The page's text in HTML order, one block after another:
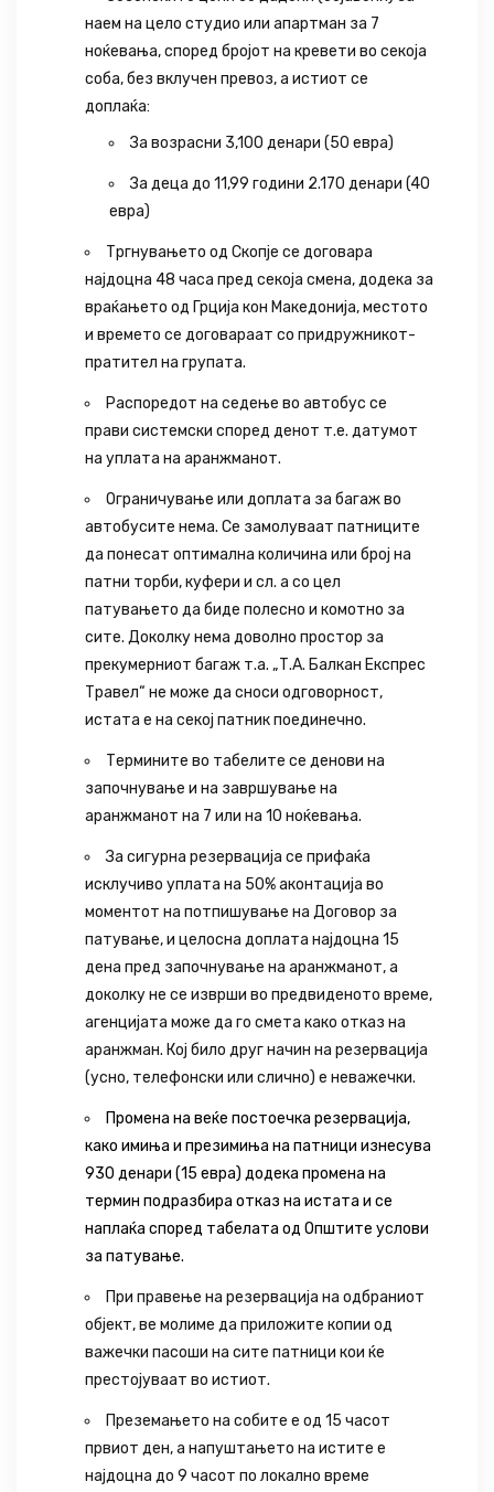
наем на цело студио или апартман за 7
ноќевања, според бројот на кревети во секоја
соба, без вклучен превоз, а истиот се
доплаќа:
За возрасни 3,100 денари (50 евра)
За деца до 11,99 години 2.170 денари (40
евра)
Тргнувањето од Скопје се договара
најдоцна 48 часа пред секоја смена, додека за
враќањето од Грција кон Македонија, местото
и времето се договараат со придружникот-
пратител на групата.
Распоредот на седење во автобус се
прави системски според денот т.е. датумот
на уплата на аранжманот.
Ограничување или доплата за багаж во
автобусите нема. Се замолуваат патниците
да понесат оптимална количина или број на
патни торби, куфери и сл. а со цел
патувањето да биде полесно и комотно за
сите. Доколку нема доволно простор за
прекумерниот багаж т.а. „Т.А. Балкан Експрес
Травел“ не може да сноси одговорност,
истата е на секој патник поединечно.
Термините во табелите се денови на
започнување и на завршување на
аранжманот на 7 или на 10 ноќевања.
За сигурна резервација се прифаќа
исклучиво уплата на 50% аконтација во
моментот на потпишување на Договор за
патување, и целосна доплата најдоцна 15
дена пред започнување на аранжманот, а
доколку не се изврши во предвиденото време,
агенцијата може да го смета како отказ на
аранжман. Кој било друг начин на резервација
(усно, телефонски или слично) е неважечки.
Промена на веќе постоечка резервација,
како имиња и презимиња на патници изнесува
930 денари (15 евра) додека промена на
термин подразбира отказ на истата и се
наплаќа според табелата од Општите услови
за патување.
При правење на резервација на одбраниот
објект, ве молиме да приложите копии од
важечки пасоши на сите патници кои ќе
престојуваат во истиот.
Преземањето на собите е од 15 часот
првиот ден, а напуштањето на истите е
најдоцна до 9 часот по локално време